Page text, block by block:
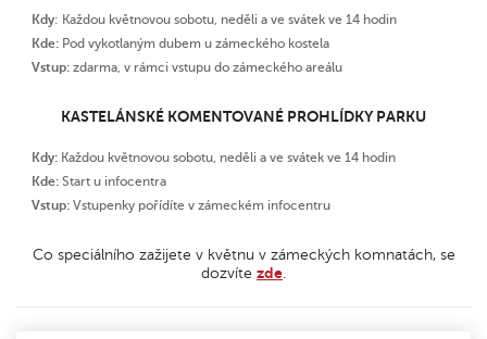
Kdy: Každou květnovou sobotu, neděli a ve svátek ve 14 hodin
Kde: Pod vykotlaným dubem u zámeckého kostela
Vstup: zdarma, v rámci vstupu do zámeckého areálu
KASTELÁNSKÉ KOMENTOVANÉ PROHLÍDKY PARKU
Kdy: Každou květnovou sobotu, neděli a ve svátek ve 14 hodin
Kde:Start u infocentra
Vstup: Vstupenky pořídíte v zámeckém infocentru
Co speciálního zažijete v květnu v zámeckých komnatách, se
dozvíte zde.